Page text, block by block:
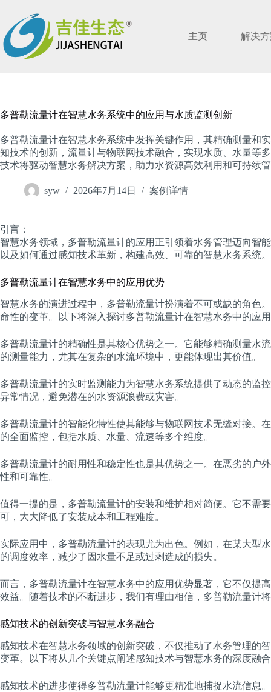
内
容
主页 解决
多普勒流量计在智慧水务系统中的应用与水质监测创新
多普勒流量计在智慧水务系统中发挥关键作用，其精确测量和
知技术的创新，流量计与物联网技术融合，实现水质、水量等
技术将驱动智慧水务解决方案，助力水资源高效利用和可持续
syw 2026年7月14日 案例详情
引言：
智慧水务领域，多普勒流量计的应用正引领着水务管理迈向智
以及如何通过感知技术革新，构建高效、可靠的智慧水务系统。
多普勒流量计在智慧水务中的应用优势
智慧水务的演进过程中，多普勒流量计扮演着不可或缺的角色
命性的变革。以下将深入探讨多普勒流量计在智慧水务中的应
多普勒流量计的精确性是其核心优势之一。它能够精确测量水
的测量能力，尤其在复杂的水流环境中，更能体现出其价值。
多普勒流量计的实时监测能力为智慧水务系统提供了动态的监
异常情况，避免潜在的水资源浪费或灾害。
多普勒流量计的智能化特性使其能够与物联网技术无缝对接。
的全面监控，包括水质、水量、流速等多个维度。
多普勒流量计的耐用性和稳定性也是其优势之一。在恶劣的户
性和可靠性。
值得一提的是，多普勒流量计的安装和维护相对简便。它不需
可，大大降低了安装成本和工程难度。
实际应用中，多普勒流量计的表现尤为出色。例如，在某大型
的调度效率，减少了因水量不足或过剩造成的损失。
而言，多普勒流量计在智慧水务中的应用优势显著，它不仅提
效益。随着技术的不断进步，我们有理由相信，多普勒流量计
感知技术的创新突破与智慧水务融合
感知技术在智慧水务领域的创新突破，不仅推动了水务管理的
变革。以下将从几个关键点阐述感知技术与智慧水务的深度融
感知技术的进步使得多普勒流量计能够更精准地捕捉水流信息